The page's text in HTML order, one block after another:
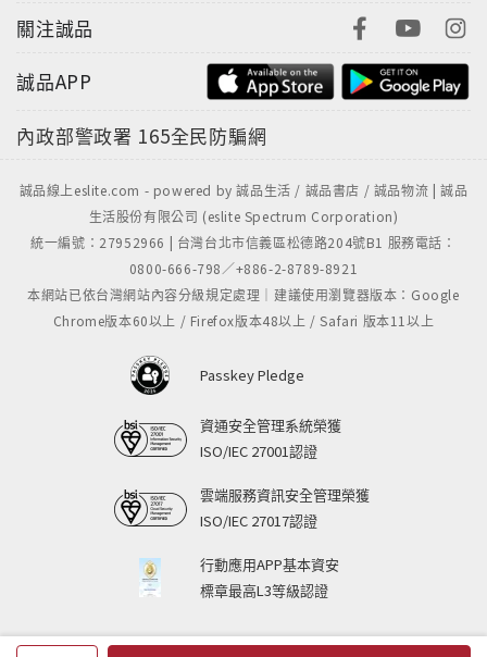
關注誠品
誠品APP
內政部警政署 165全民防騙網
誠品線上eslite.com - powered by 誠品生活 / 誠品書店 / 誠品物流 | 誠品
生活股份有限公司 (eslite Spectrum Corporation)
統一編號：27952966 | 台灣台北市信義區松德路204號B1 服務電話：
0800-666-798／+886-2-8789-8921
本網站已依台灣網站內容分級規定處理｜建議使用瀏覽器版本：Google
Chrome版本60以上 / Firefox版本48以上 / Safari 版本11以上
Passkey Pledge
資通安全管理系統榮獲
ISO/IEC 27001認證
雲端服務資訊安全管理榮獲
ISO/IEC 27017認證
行動應用APP基本資安
標章最高L3等級認證